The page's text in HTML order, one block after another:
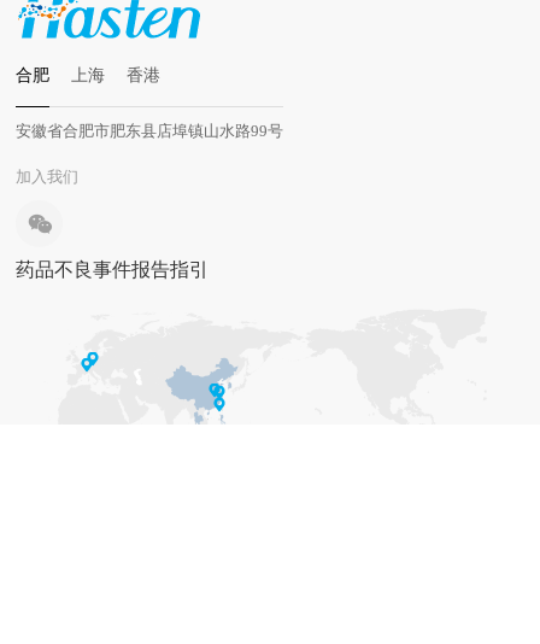
合肥 上海 香港
安徽省合肥市肥东县店埠镇山水路99号
加入我们
药品不良事件报告指引